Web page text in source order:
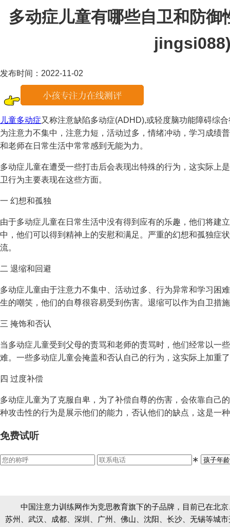
多动症儿童有哪些自卫和防御
发布时间：2022-11-02
儿童多动症又称注意缺陷多动症(ADHD),或轻度脑功能障碍综
为注意力不集中，注意力短，活动过多，情绪冲动，学习成绩
和老师在日常生活中常常感到无能为力。
多动症儿童在遭受一些打击后会表现出特殊的行为，这实际上
卫行为主要表现在这些方面。
一 幻想和孤独
由于多动症儿童在日常生活中没有得到应有的乐趣，他们将建
中，他们可以得到精神上的安慰和满足。严重的幻想和孤独症
流。
二 退缩和回避
多动症儿童由于注意力不集中、活动过多、行为异常和学习困
生的嘲笑，他们的自尊很容易受到伤害。退缩可以作为自卫措
三 掩饰和否认
当多动症儿童受到父母的责骂和老师的责骂时，他们经常以一
难。一些多动症儿童会掩盖和否认自己的行为，这实际上加重
四 过度补偿
多动症儿童为了克服自卑，为了补偿自尊的伤害，会依靠自己
种攻击性的行为是展示他们的能力，否认他们的缺点，这是一
免费试听
∗
中国注意力训练网作为竞思教育旗下的子品牌，目前已在北
苏州、武汉、成都、深圳、广州、佛山、沈阳、长沙、无锡等城